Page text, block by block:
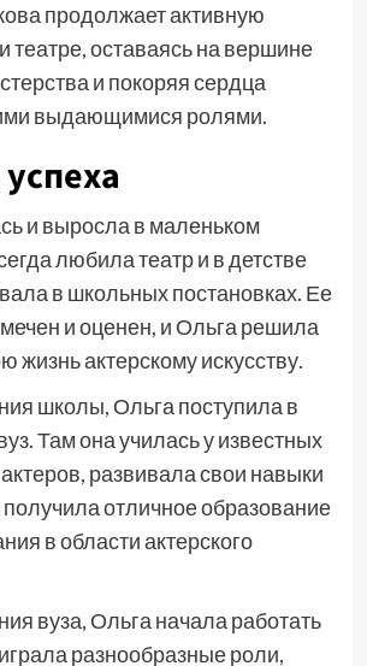
продолжает активную
театре, оставаясь на вершине
и покоряя сердца
выдающимися ролями.
и выросла в маленьком
любила театр и в детстве
в школьных постановках. Ее
и оценен, и Ольга решила
жизнь актерскому искусству.
школы, Ольга поступила в
Там она училась у известных
развивала свои навыки
отличное образование
в области актерского
вуза, Ольга начала работать
разнообразные роли,